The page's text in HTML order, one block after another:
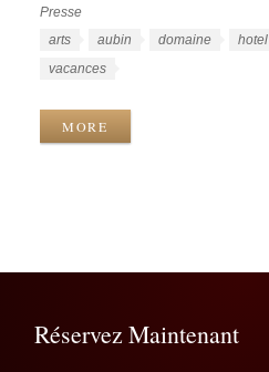
Catégories
Presse
Étiquettes
arts aubin domaine hotel
vacances
MORE
Réservez Maintenant